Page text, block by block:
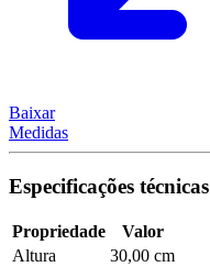
Baixar
Medidas
Especificações técnicas
Propriedade
Valor
Altura
30,00 cm